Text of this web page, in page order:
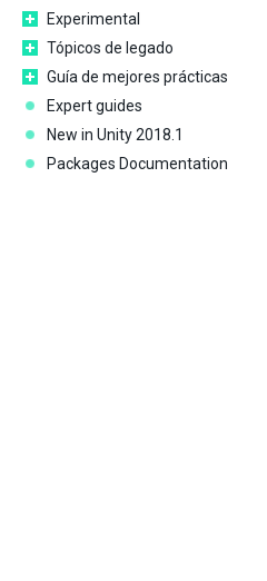
Experimental
Tópicos de legado
Guía de mejores prácticas
Expert guides
New in Unity 2018.1
Packages Documentation